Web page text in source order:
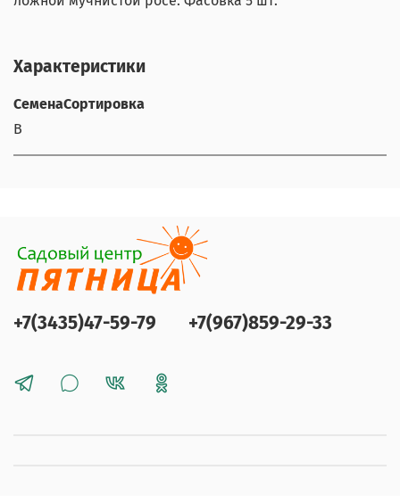
Характеристики
СеменаСортировка
В
+7(3435)47-59-79 +7(967)859-29-33